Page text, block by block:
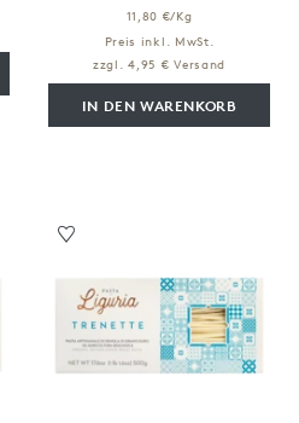
11,80 €/Kg
Preis inkl. MwSt.
zzgl. 4,95 € Versand
IN DEN WARENKORB